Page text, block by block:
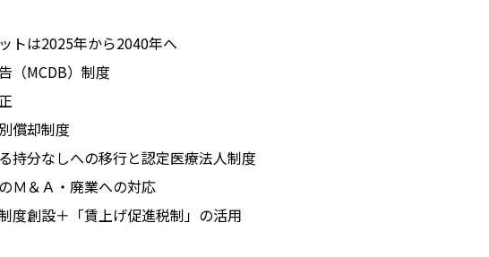
トは2025年から2040年へ
（MCDB）制度
償却制度
持分なしへの移行と認定医療法人制度
Ｍ＆Ａ・廃業への対応
創設＋「賃上げ促進税制」の活用